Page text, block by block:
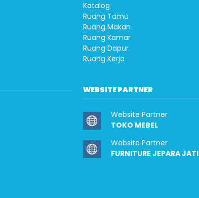
Katalog
Ruang Tamu
Ruang Makan
Ruang Kamar
Ruang Dapur
Ruang Kerja
WEBSITE PARTNER
Website Partner
TOKO MEBEL
Website Partner
FURNITURE JEPARA JATI